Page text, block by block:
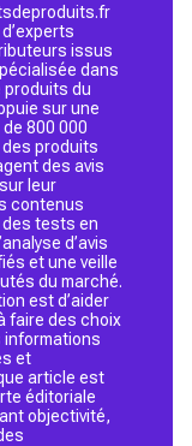
issus
dans
produits du
sur une
800 000
produits
des avis
leur
contenus
tests en
d’avis
et une veille
du marché.
est d’aider
faire des choix
informations
et
article est
éditoriale
objectivité,